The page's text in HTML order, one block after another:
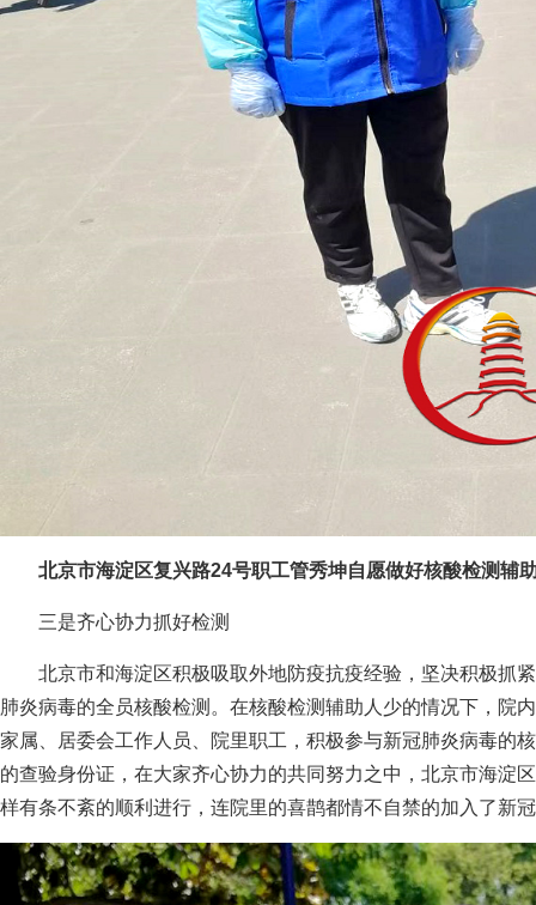
北京市海淀区复兴路24号职工管秀坤自愿做好核酸检测辅
三是齐心协力抓好检测
北京市和海淀区积极吸取外地防疫抗疫经验，坚决积极抓
肺炎病毒的全员核酸检测。在核酸检测辅助人少的情况下，院
家属、居委会工作人员、院里职工，积极参与新冠肺炎病毒的
的查验身份证，在大家齐心协力的共同努力之中，北京市海淀
样有条不紊的顺利进行，连院里的喜鹊都情不自禁的加入了新